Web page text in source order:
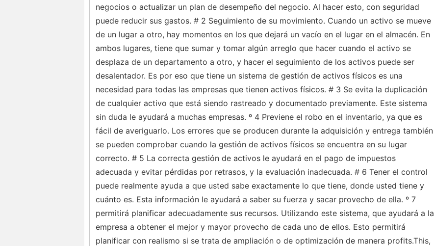
negocios o actualizar un plan de desempeño del negocio. Al hacer esto, con seguridad
puede reducir sus gastos. # 2 Seguimiento de su movimiento. Cuando un activo se mueve
de un lugar a otro, hay momentos en los que dejará un vacío en el lugar en el almacén. En
ambos lugares, tiene que sumar y tomar algún arreglo que hacer cuando el activo se
desplaza de un departamento a otro, y hacer el seguimiento de los activos puede ser
desalentador. Es por eso que tiene un sistema de gestión de activos físicos es una
necesidad para todas las empresas que tienen activos físicos. # 3 Se evita la duplicación
de cualquier activo que está siendo rastreado y documentado previamente. Este sistema
sin duda le ayudará a muchas empresas. º 4 Previene el robo en el inventario, ya que es
fácil de averiguarlo. Los errores que se producen durante la adquisición y entrega también
se pueden comprobar cuando la gestión de activos físicos se encuentra en su lugar
correcto. # 5 La correcta gestión de activos le ayudará en el pago de impuestos
adecuada y evitar pérdidas por retrasos, y la evaluación inadecuada. # 6 Tener el control
puede realmente ayuda a que usted sabe exactamente lo que tiene, donde usted tiene y
cuánto es. Esta información le ayudará a saber su fuerza y ​​sacar provecho de ella. º 7
permitirá planificar adecuadamente sus recursos. Utilizando este sistema, que ayudará a la
empresa a obtener el mejor y mayor provecho de cada uno de ellos. Esto permitirá
planificar con realismo si se trata de ampliación o de optimización de manera profits.This,